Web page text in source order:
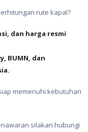
rute kapal?
dan harga resmi
BUMN, dan
memenuhi kebutuhan
silakan hubungi